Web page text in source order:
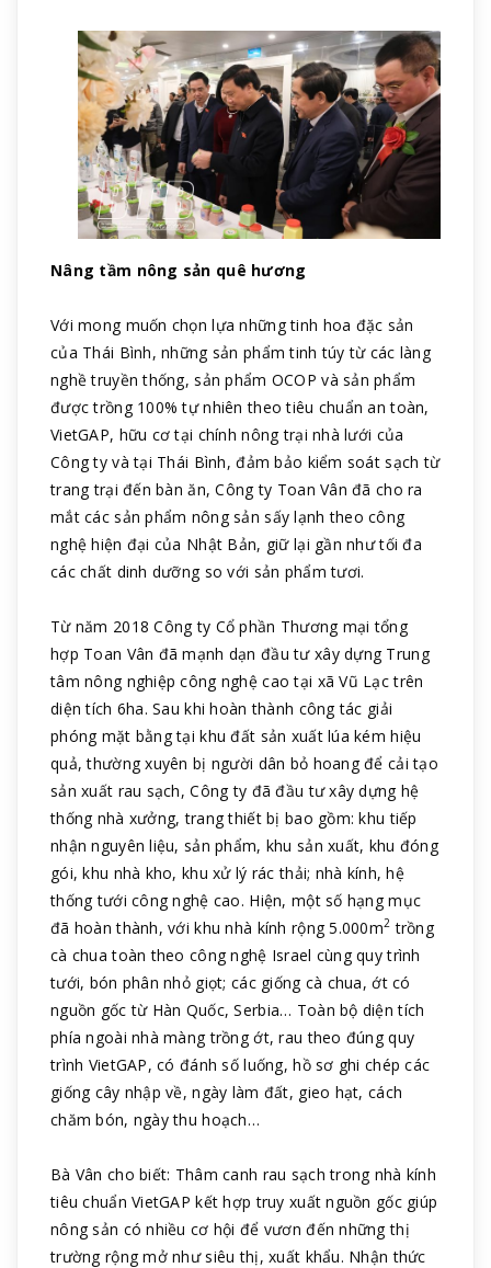
Nâng tầm nông sản quê hương
Với mong muốn chọn lựa những tinh hoa đặc sản
của Thái Bình, những sản phẩm tinh túy từ các làng
nghề truyền thống, sản phẩm OCOP và sản phẩm
được trồng 100% tự nhiên theo tiêu chuẩn an toàn,
VietGAP, hữu cơ tại chính nông trại nhà lưới của
Công ty và tại Thái Bình, đảm bảo kiểm soát sạch từ
trang trại đến bàn ăn, Công ty Toan Vân đã cho ra
mắt các sản phẩm nông sản sấy lạnh theo công
nghệ hiện đại của Nhật Bản, giữ lại gần như tối đa
các chất dinh dưỡng so với sản phẩm tươi.
Từ năm 2018 Công ty Cổ phần Thương mại tổng
hợp Toan Vân đã mạnh dạn đầu tư xây dựng Trung
tâm nông nghiệp công nghệ cao tại xã Vũ Lạc trên
diện tích 6ha. Sau khi hoàn thành công tác giải
phóng mặt bằng tại khu đất sản xuất lúa kém hiệu
quả, thường xuyên bị người dân bỏ hoang để cải tạo
sản xuất rau sạch, Công ty đã đầu tư xây dựng hệ
thống nhà xưởng, trang thiết bị bao gồm: khu tiếp
nhận nguyên liệu, sản phẩm, khu sản xuất, khu đóng
gói, khu nhà kho, khu xử lý rác thải; nhà kính, hệ
thống tưới công nghệ cao. Hiện, một số hạng mục
đã hoàn thành, với khu nhà kính rộng 5.000m2 trồng
cà chua toàn theo công nghệ Israel cùng quy trình
tưới, bón phân nhỏ giọt; các giống cà chua, ớt có
nguồn gốc từ Hàn Quốc, Serbia… Toàn bộ diện tích
phía ngoài nhà màng trồng ớt, rau theo đúng quy
trình VietGAP, có đánh số luống, hồ sơ ghi chép các
giống cây nhập về, ngày làm đất, gieo hạt, cách
chăm bón, ngày thu hoạch…
Bà Vân cho biết: Thâm canh rau sạch trong nhà kính
tiêu chuẩn VietGAP kết hợp truy xuất nguồn gốc giúp
nông sản có nhiều cơ hội để vươn đến những thị
trường rộng mở như siêu thị, xuất khẩu. Nhận thức